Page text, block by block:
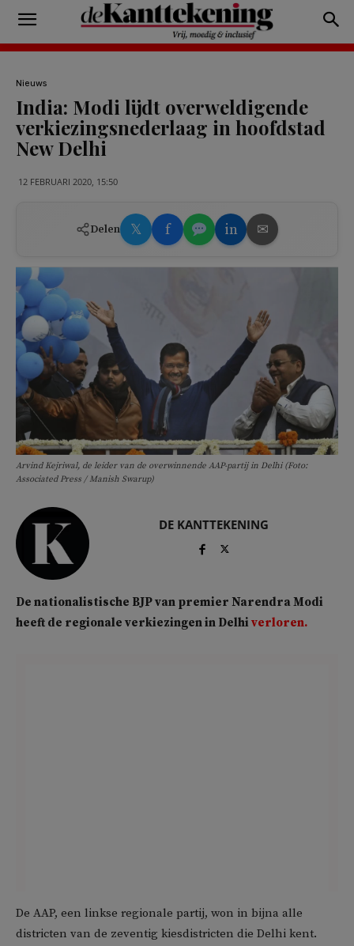
Nieuws
India: Modi lijdt overweldigende
verkiezingsnederlaag in hoofdstad
New Delhi
12 FEBRUARI 2020, 15:50
Delen 𝕏 f in ✉
Arvind Kejriwal, de leider van de overwinnende AAP-partij in Delhi (Foto:
Associated Press / Manish Swarup)
DE KANTTEKENING
De nationalistische BJP van premier Narendra Modi
heeft de regionale verkiezingen in Delhiverloren.
De AAP, een linkse regionale partij, won in bijna alle
districten van de zeventig kiesdistricten die Delhi kent.